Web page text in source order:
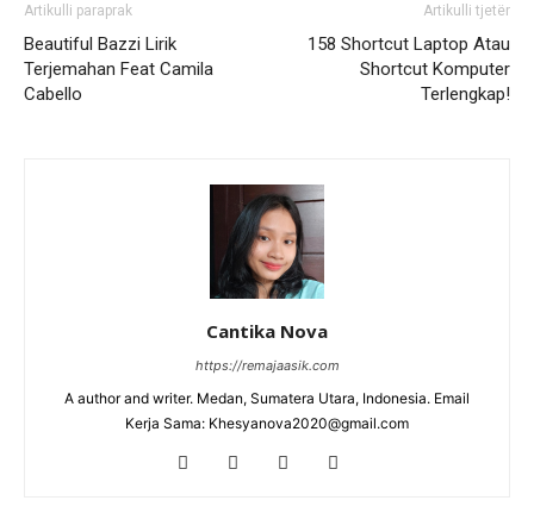
Artikulli paraprak
Beautiful Bazzi Lirik
Terjemahan Feat Camila
Cabello
Artikulli tjetër
158 Shortcut Laptop Atau
Shortcut Komputer
Terlengkap!
Cantika Nova
https://remajaasik.com
A author and writer. Medan, Sumatera Utara, Indonesia. Email
Kerja Sama: Khesyanova2020@gmail.com